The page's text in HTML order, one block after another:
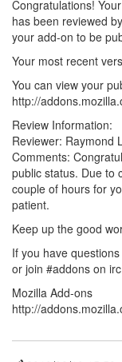
Congratulations!
has been reviewed
your add-on to be
Your most recent
You can view your
http://
Review Information:
Reviewer: Raymond
Comments:
public status. Due to
couple of hours for
patient.
Keep up the good
If you have
or join #addons on
Mozilla Add-ons
http://